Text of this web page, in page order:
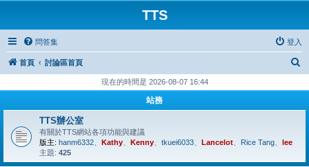
TTS
問答集 登入
首頁 討論區首頁
現在的時間是 2026-08-07 16:44
站務
TTS辦公室
有關於TTS網站各項功能與建議
版主: hanm6332 Kathy Kenny tkuei6033 Lancelot Rice Tang
lee
主題: 425